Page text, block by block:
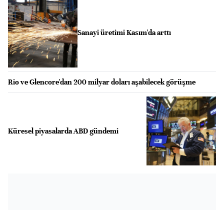
Sanayi üretimi Kasım'da arttı
Rio ve Glencore'dan 200 milyar doları aşabilecek görüşme
Küresel piyasalarda ABD gündemi